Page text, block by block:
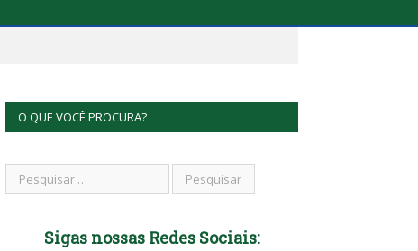
O QUE VOCÊ PROCURA?
Sigas nossas Redes Sociais: